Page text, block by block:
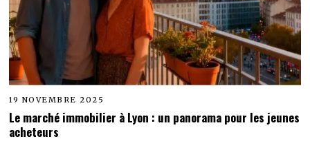
19 NOVEMBRE 2025
Le marché immobilier à Lyon : un panorama pour les jeunes
acheteurs